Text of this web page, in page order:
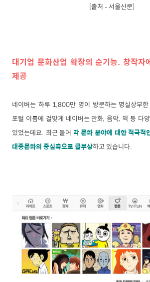
[출처 – 서울신문]
대기업 문화산업 확장의 순기능. 창작자
제공
네이버는 하루 1,800만 명이 방문하는 명실상부
포털 이름에 걸맞게 네이버는 만화, 음악, 책 등 다
있었는데요. 최근 들어 각 문화 분야에 대한 적극적
대중문화의 중심축으로 급부상하고 있습니다.